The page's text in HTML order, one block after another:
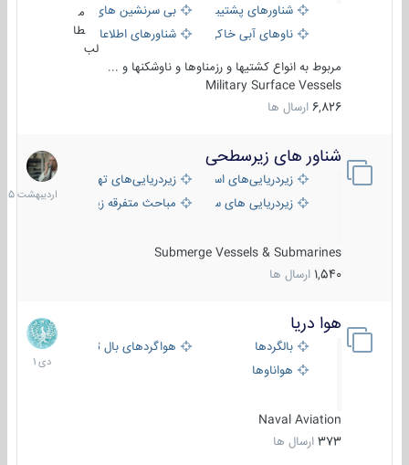
شناورهای پشتیبانی
بی سرنشین های دریایی
ناوهای آبی خاکی و نیروبرشناورهای اطلاعاتی و جاسوسی
طا
لب
مربوط به انواع کشتیها و رزمناوها و ناوشکنها و ...
Military Surface Vessels
6,826 ارسال ها
شناور های زیرسطحی
زیردریایی‌های استراتژیکزیردریایی‌های تهاجمی
زیردریایی های سبک
مباحث متفرقه زیرسطحی
Submerge Vessels & Submarines
1,540 ارسال ها
31
1405
هوا دریا
بالگردها
هواگردهای بال ثابت
هواناوها
Naval Aviation
373 ارسال ها
12
دی
1401